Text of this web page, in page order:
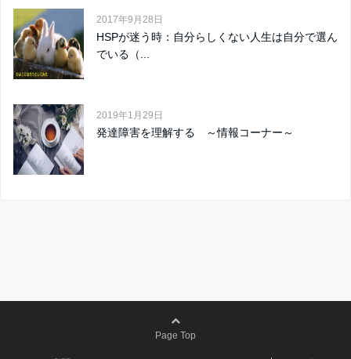
2017年9月28日
HSPが迷う時：自分らしくない人生は自分で選ん
でいる（...
2019年1月29日
発達障害を理解する ～情報コーナー～
Page Top